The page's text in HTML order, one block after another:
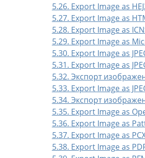
5.26. Export Image as
5.27. Export Image as
5.28. Export Image as
5.29. Export Image as
5.30. Export Image as
5.31. Export Image as
5.32. Экспорт
5.33. Export Image as
5.34. Экспорт
5.35. Export Image as
5.36. Export Image as
5.37. Export Image as
5.38. Export Image as